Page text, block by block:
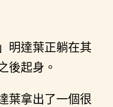
明達葉正躺在其
後起身。
葉拿出了一個很